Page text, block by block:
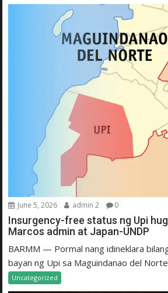
June 5, 2026 admin 2 0
Insurgency-free status ng Upi
Marcos admin at Japan-UNDP
BARMM — Pormal nang idineklara
bayan ng Upi sa Maguindanao del
Uncategorized